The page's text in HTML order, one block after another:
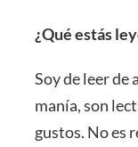
¿Qué estás
Soy de leer de
manía, son
gustos. No es